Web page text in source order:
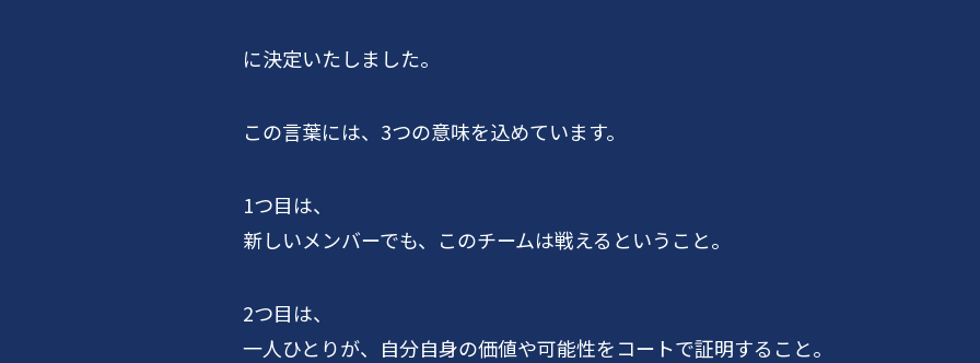
に決定いたしました。
この言葉には、3つの意味を込めています。
1つ目は、
新しいメンバーでも、このチームは戦えるということ。
2つ目は、
一人ひとりが、自分自身の価値や可能性をコートで証明すること。